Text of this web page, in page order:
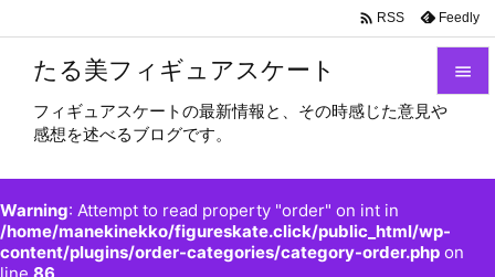
たる美フィギュアスケート
フィギュアスケートの最新情報と、その時感じた意見や
感想を述べるブログです。
Warning: Attempt to read property "order" on int in
/home/manekinekko/figureskate.click/public_html/wp-
content/plugins/order-categories/category-order.php on


前へ
 RSS Feedly